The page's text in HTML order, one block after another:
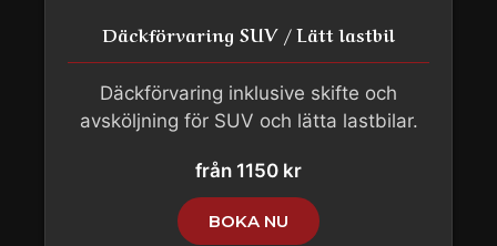
Däckförvaring SUV / Lätt lastbil
Däckförvaring inklusive skifte och
avsköljning för SUV och lätta lastbilar.
från 1150 kr
BOKA NU